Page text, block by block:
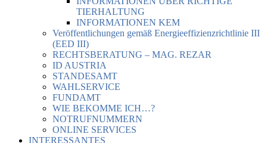
TIERHALTUNG
INFORMATIONEN KEM
Veröffentlichungen gemäß Energieeffizienzrichtlinie III
(EED III)
RECHTSBERATUNG – MAG. REZAR
ID AUSTRIA
STANDESAMT
WAHLSERVICE
FUNDAMT
WIE BEKOMME ICH…?
NOTRUFNUMMERN
ONLINE SERVICES
INTERESSANTES